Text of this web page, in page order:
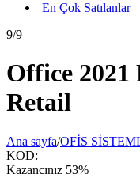
En Çok Satılanlar
9/9
Office 2021
Retail
Ana sayfa/OFİS
KOD:
Kazancınız 53%